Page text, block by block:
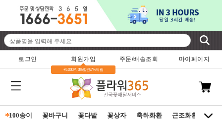
로그인 회원가입
+5,000P , 3%할인/7%적립
주문/배송조회 마이페이지
*100송이 꽃바구니 꽃다발 꽃상자 축하화환 근조화환 동양